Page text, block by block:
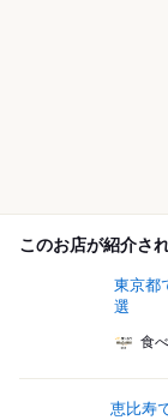
このお店が紹介さ
東京都
選
食
恵比寿